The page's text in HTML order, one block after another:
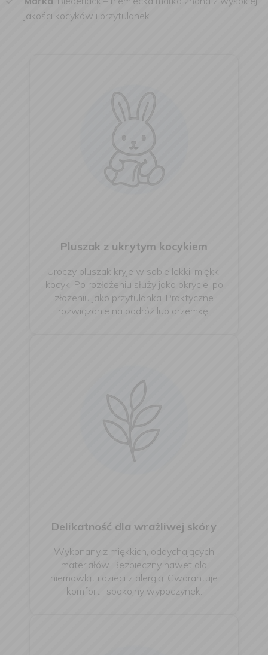
jakości kocyków i przytulanek
Pluszak z ukrytym kocykiem
Uroczy pluszak kryje w sobie lekki, miękki
kocyk. Po rozłożeniu służy jako okrycie, po
złożeniu jako przytulanka. Praktyczne
rozwiązanie na podróż lub drzemkę.
Delikatność dla wrażliwej skóry
Wykonany z miękkich, oddychających
materiałów. Bezpieczny nawet dla
niemowląt i dzieci z alergią. Gwarantuje
komfort i spokojny wypoczynek.